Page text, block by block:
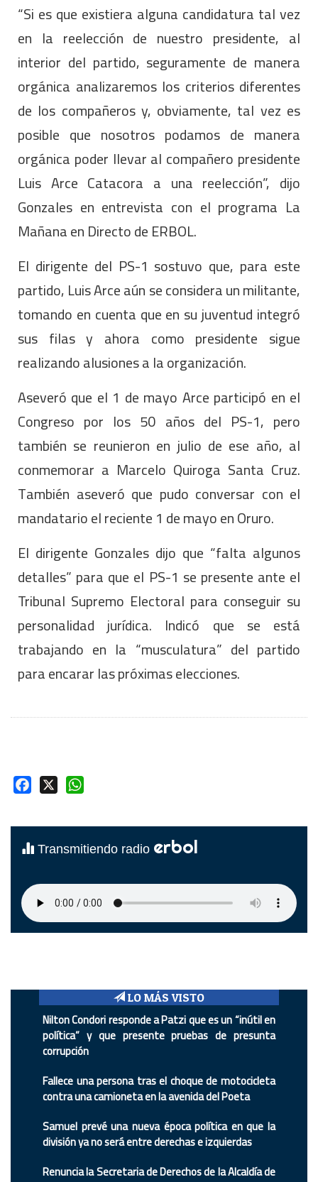
“Si es que existiera alguna candidatura tal vez
en la reelección de nuestro presidente, al
interior del partido, seguramente de manera
orgánica analizaremos los criterios diferentes
de los compañeros y, obviamente, tal vez es
posible que nosotros podamos de manera
orgánica poder llevar al compañero presidente
Luis Arce Catacora a una reelección”, dijo
Gonzales en entrevista con el programa La
Mañana en Directo de ERBOL.
El dirigente del PS-1 sostuvo que, para este
partido, Luis Arce aún se considera un militante,
tomando en cuenta que en su juventud integró
sus filas y ahora como presidente sigue
realizando alusiones a la organización.
Aseveró que el 1 de mayo Arce participó en el
Congreso por los 50 años del PS-1, pero
también se reunieron en julio de ese año, al
conmemorar a Marcelo Quiroga Santa Cruz.
También aseveró que pudo conversar con el
mandatario el reciente 1 de mayo en Oruro.
El dirigente Gonzales dijo que “falta algunos
detalles” para que el PS-1 se presente ante el
Tribunal Supremo Electoral para conseguir su
personalidad jurídica. Indicó que se está
trabajando en la “musculatura” del partido
para encarar las próximas elecciones.
Facebook
Transmitiendo radio erbol
LO MÁS VISTO
Nilton Condori responde a Patzi que es un “inútil en
política” y que presente pruebas de presunta
corrupción
Fallece una persona tras el choque de motocicleta
contra una camioneta en la avenida del Poeta
Samuel prevé una nueva época política en que la
división ya no será entre derechas e izquierdas
Renuncia la Secretaria de Derechos de la Alcaldía de